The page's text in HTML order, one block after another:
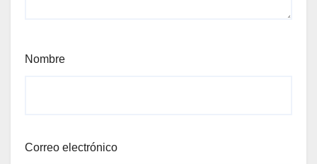
Nombre
Correo electrónico